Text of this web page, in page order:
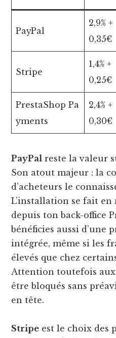
PayPal
2,9% +
0,35€
Stripe
1,4% +
0,25€
PrestaShop Pa
yments
2,4% +
0,30€
PayPal reste la valeur
Son atout majeur : la
d’acheteurs le
L’installation se fait
depuis ton back-office
bénéficies aussi d’une
intégrée, même si les
élevés que chez
Attention toutefois
être bloqués sans
en tête.
Stripe est le choix des